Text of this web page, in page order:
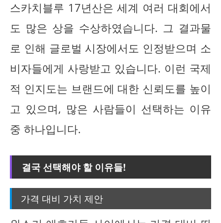
스카치블루 17년산은 세계 여러 대회에서
도 많은 상을 수상하였습니다. 그 결과물
로 인해 글로벌 시장에서도 인정받으며 소
비자들에게 사랑받고 있습니다. 이런 국제
적 인지도는 브랜드에 대한 신뢰도를 높이
고 있으며, 많은 사람들이 선택하는 이유
중 하나입니다.
결국 선택해야 할 이유들!
가격 대비 가치 제안